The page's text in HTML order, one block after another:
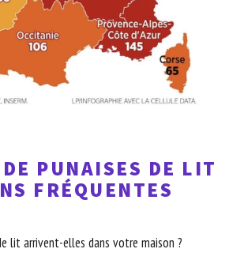
PUNAISES DE LIT
FRÉQUENTES
lit arrivent-elles dans votre maison ?